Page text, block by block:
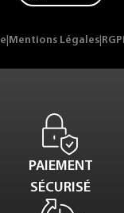
Mentions Légales
PAIEMENT
SÉCURISÉ